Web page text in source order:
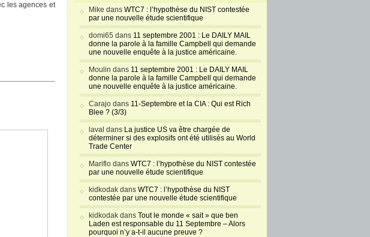
les agences et
Mike dans WTC7 : l’hypothèse du NIST contestée
par une nouvelle étude scientifique
domi65 dans 11 septembre 2001 : Le DAILY MAIL
donne la parole à la famille Campbell qui demande
une nouvelle enquête à la justice américaine.
Moulin dans 11 septembre 2001 : Le DAILY MAIL
donne la parole à la famille Campbell qui demande
une nouvelle enquête à la justice américaine.
Carajo dans 11-Septembre et la CIA : Qui est Rich
Blee ? (3/3)
laval dans La justice US va être chargée de
déterminer si des explosifs ont été utilisés au World
Trade Center
Mariflo dans WTC7 : l’hypothèse du NIST contestée
par une nouvelle étude scientifique
kidkodak dans WTC7 : l’hypothèse du NIST
contestée par une nouvelle étude scientifique
kidkodak dans Tout le monde « sait » que ben
Laden est responsable du 11 Septembre – Alors
pourquoi n’y a-t-il aucune preuve ?